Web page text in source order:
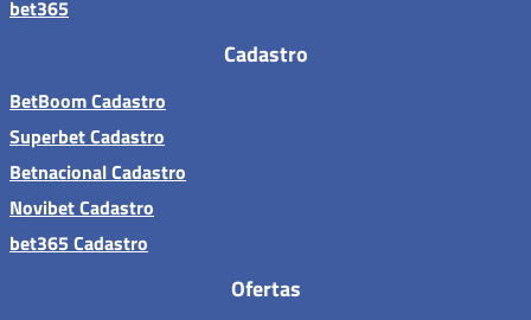
bet365
Cadastro
BetBoom Cadastro
Superbet Cadastro
Betnacional Cadastro
Novibet Cadastro
bet365 Cadastro
Ofertas